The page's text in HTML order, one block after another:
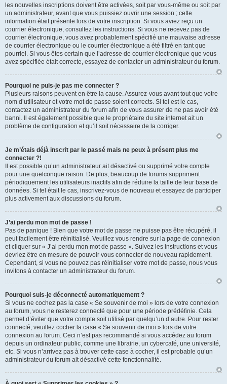
les nouvelles inscriptions doivent être activées, soit par vous-même ou soit par
un administrateur, avant que vous puissiez ouvrir une session ; cette
information était présente lors de votre inscription. Si vous aviez reçu un
courrier électronique, consultez les instructions. Si vous ne recevez pas de
courrier électronique, vous avez probablement spécifié une mauvaise adresse
de courrier électronique ou le courrier électronique a été filtré en tant que
pourriel. Si vous êtes certain que l’adresse de courrier électronique que vous
avez spécifiée était correcte, essayez de contacter un administrateur du forum.
Pourquoi ne puis-je pas me connecter ?
Plusieurs raisons peuvent en être la cause. Assurez-vous avant tout que votre
nom d’utilisateur et votre mot de passe soient corrects. Si tel est le cas,
contactez un administrateur du forum afin de vous assurer de ne pas avoir été
banni. Il est également possible que le propriétaire du site internet ait un
problème de configuration et qu’il soit nécessaire de la corriger.
Je m’étais déjà inscrit par le passé mais ne peux à présent plus me
connecter ?!
Il est possible qu’un administrateur ait désactivé ou supprimé votre compte
pour une quelconque raison. De plus, beaucoup de forums suppriment
périodiquement les utilisateurs inactifs afin de réduire la taille de leur base de
données. Si tel était le cas, inscrivez-vous de nouveau et essayez de participer
plus activement aux discussions du forum.
J’ai perdu mon mot de passe !
Pas de panique ! Bien que votre mot de passe ne puisse pas être récupéré, il
peut facilement être réinitialisé. Veuillez vous rendre sur la page de connexion
et cliquer sur « J’ai perdu mon mot de passe ». Suivez les instructions et vous
devriez être en mesure de pouvoir vous connecter de nouveau rapidement.
Cependant, si vous ne pouvez pas réinitialiser votre mot de passe, nous vous
invitons à contacter un administrateur du forum.
Pourquoi suis-je déconnecté automatiquement ?
Si vous ne cochez pas la case « Se souvenir de moi » lors de votre connexion
au forum, vous ne resterez connecté que pour une période prédéfinie. Cela
permet d’éviter que votre compte soit utilisé par quelqu’un d’autre. Pour rester
connecté, veuillez cocher la case « Se souvenir de moi » lors de votre
connexion au forum. Ceci n’est pas recommandé si vous accédez au forum
depuis un ordinateur public, comme une librairie, un cybercafé, une université,
etc. Si vous n’arrivez pas à trouver cette case à cocher, il est probable qu’un
administrateur du forum ait désactivé cette fonctionnalité.